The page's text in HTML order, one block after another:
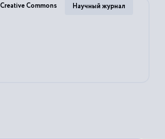
Creative Commons Научный журнал